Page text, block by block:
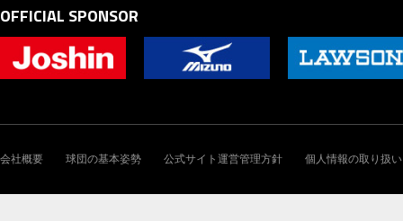
OFFICIAL SPONSOR
会社概要 球団の基本姿勢 公式サイト運営管理方針 個人情報の取り扱い